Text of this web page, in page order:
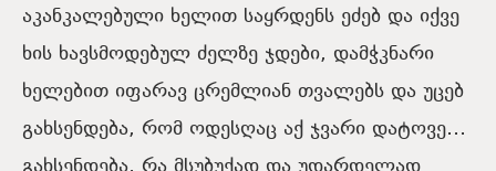
აკანკალებული ხელით საყრდენს ეძებ და იქვე
ხის ხავსმოდებულ ძელზე ჯდები, დამჭკნარი
ხელებით იფარავ ცრემლიან თვალებს და უცებ
გახსენდება, რომ ოდესღაც აქ ჯვარი დატოვე…